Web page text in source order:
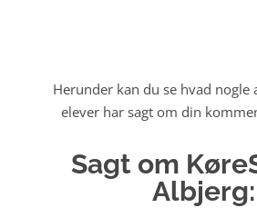
Herunder kan du se hvad nogle
elever har sagt om din
Sagt om
Albjerg: